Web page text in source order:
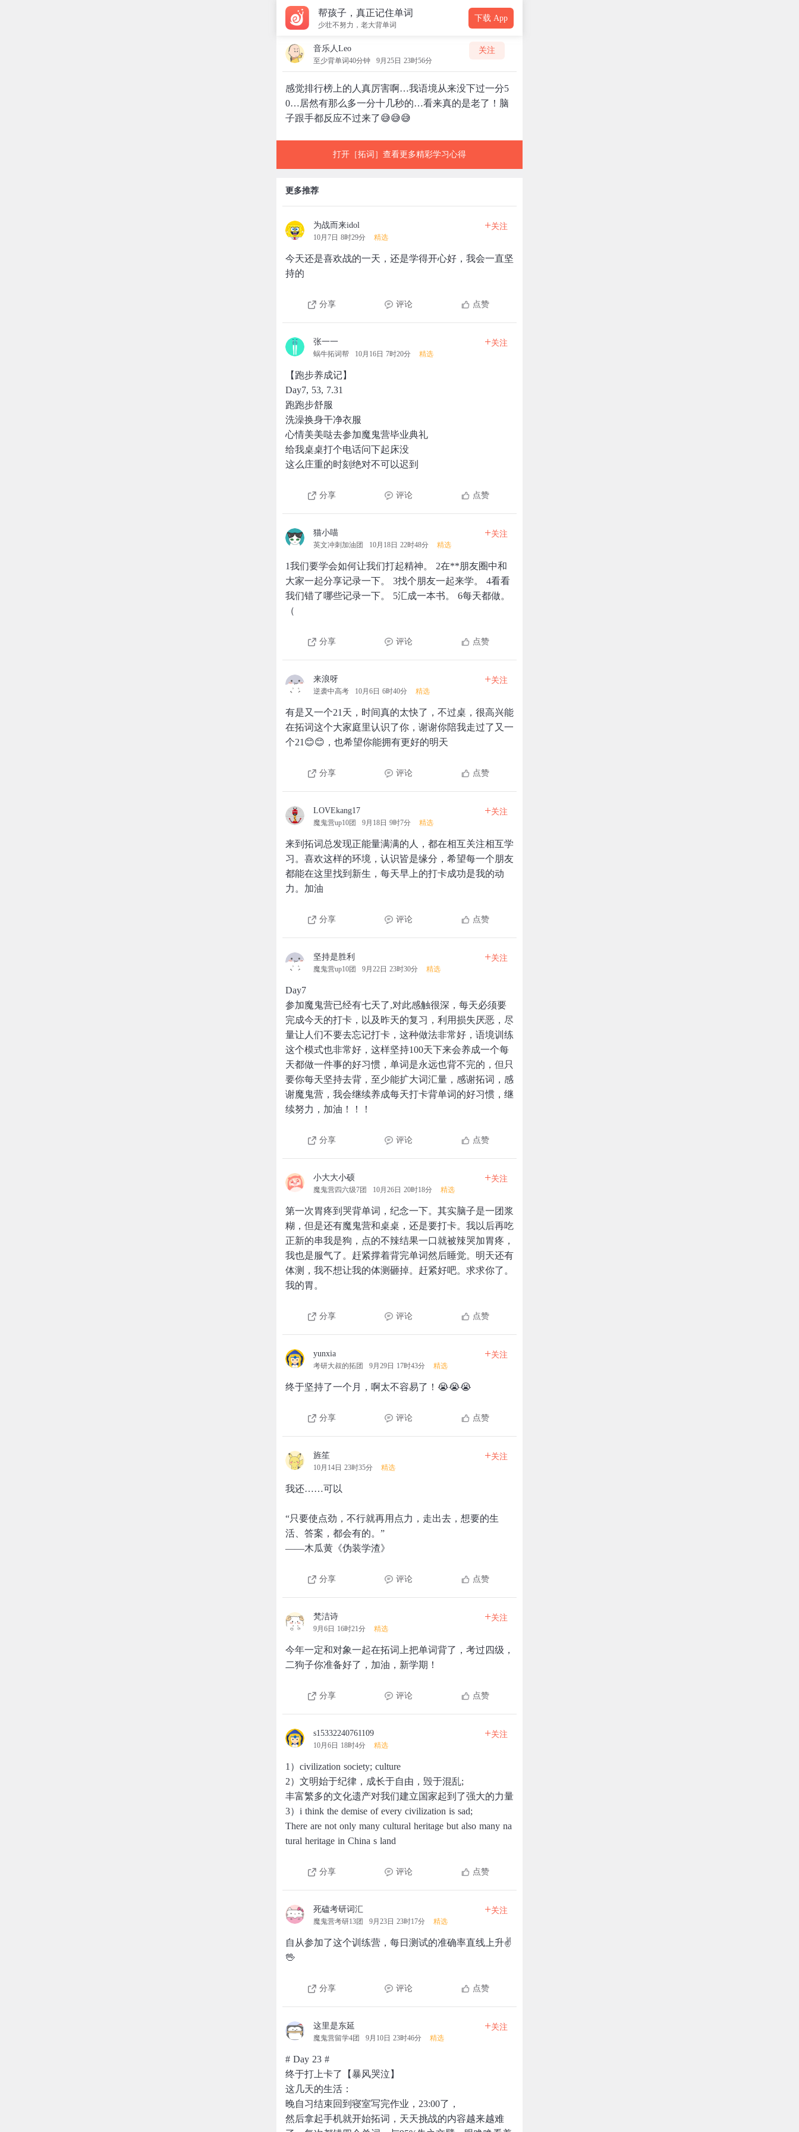
帮孩子，真正记住单词
少壮不努力，老大背单词
下载 App
音乐人Leo
至少背单词40分钟 9月25日 23时56分
关注
感觉排行榜上的人真厉害啊…我语境从来没下过一分5
0…居然有那么多一分十几秒的…看来真的是老了！脑
子跟手都反应不过来了😅😅😅
打开［拓词］查看更多精彩学习心得
更多推荐
为战而来idol
10月7日 8时29分 精选
+关注
今天还是喜欢战的一天，还是学得开心好，我会一直坚
持的
分享 评论 点赞
张一一
蜗牛拓词帮 10月16日 7时20分 精选
+关注
【跑步养成记】
Day7, 53, 7.31
跑跑步舒服
洗澡换身干净衣服
心情美美哒去参加魔鬼营毕业典礼
给我桌桌打个电话问下起床没
这么庄重的时刻绝对不可以迟到
分享 评论 点赞
猫小喵
英文冲刺加油团 10月18日 22时48分 精选
+关注
1我们要学会如何让我们打起精神。 2在**朋友圈中和
大家一起分享记录一下。 3找个朋友一起来学。 4看看
我们错了哪些记录一下。 5汇成一本书。 6每天都做。
（
分享 评论 点赞
来浪呀
逆袭中高考 10月6日 6时40分 精选
+关注
有是又一个21天，时间真的太快了，不过桌，很高兴能
在拓词这个大家庭里认识了你，谢谢你陪我走过了又一
个21😊😊，也希望你能拥有更好的明天
分享 评论 点赞
LOVEkang17
魔鬼营up10团 9月18日 9时7分 精选
+关注
来到拓词总发现正能量满满的人，都在相互关注相互学
习。喜欢这样的环境，认识皆是缘分，希望每一个朋友
都能在这里找到新生，每天早上的打卡成功是我的动
力。加油
分享 评论 点赞
坚持是胜利
魔鬼营up10团 9月22日 23时30分 精选
+关注
Day7
参加魔鬼营已经有七天了,对此感触很深，每天必须要
完成今天的打卡，以及昨天的复习，利用损失厌恶，尽
量让人们不要去忘记打卡，这种做法非常好，语境训练
这个模式也非常好，这样坚持100天下来会养成一个每
天都做一件事的好习惯，单词是永远也背不完的，但只
要你每天坚持去背，至少能扩大词汇量，感谢拓词，感
谢魔鬼营，我会继续养成每天打卡背单词的好习惯，继
续努力，加油！！！
分享 评论 点赞
小大大小硕
魔鬼营四六级7团 10月26日 20时18分 精选
+关注
第一次胃疼到哭背单词，纪念一下。其实脑子是一团浆
糊，但是还有魔鬼营和桌桌，还是要打卡。我以后再吃
正新的串我是狗，点的不辣结果一口就被辣哭加胃疼，
我也是服气了。赶紧撑着背完单词然后睡觉。明天还有
体测，我不想让我的体测砸掉。赶紧好吧。求求你了。
我的胃。
分享 评论 点赞
yunxia
考研大叔的拓团 9月29日 17时43分 精选
+关注
终于坚持了一个月，啊太不容易了！😭😭😭
分享 评论 点赞
旌笙
10月14日 23时35分 精选
+关注
我还……可以
“只要使点劲，不行就再用点力，走出去，想要的生
活、答案，都会有的。”
——木瓜黄《伪装学渣》
分享 评论 点赞
梵洁诗
9月6日 16时21分 精选
+关注
今年一定和对象一起在拓词上把单词背了，考过四级，
二狗子你准备好了，加油，新学期！
分享 评论 点赞
s15332240761109
10月6日 18时4分 精选
+关注
1）civilization society; culture
2）文明始于纪律，成长于自由，毁于混乱;
丰富繁多的文化遗产对我们建立国家起到了强大的力量
3）i think the demise of every civilization is sad;
There are not only many cultural heritage but also many na
tural heritage in China s land
分享 评论 点赞
死磕考研词汇
魔鬼营考研13团 9月23日 23时17分 精选
+关注
自从参加了这个训练营，每日测试的准确率直线上升✌
🖖
分享 评论 点赞
这里是东延
魔鬼营留学4团 9月10日 23时46分 精选
+关注
# Day 23 #
终于打上卡了【暴风哭泣】
这几天的生活：
晚自习结束回到寝室写完作业，23:00了，
然后拿起手机就开始拓词，天天挑战的内容越来越难